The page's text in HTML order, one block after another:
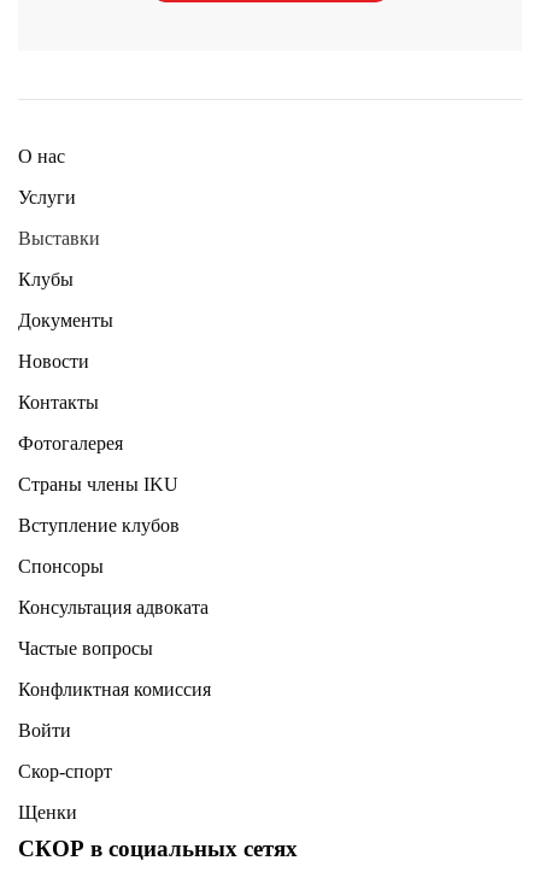
О нас
Услуги
Выставки
Клубы
Документы
Новости
Контакты
Фотогалерея
Страны члены IKU
Вступление клубов​
Спонсоры
Консультация адвоката ​
Частые вопросы
Конфликтная комиссия
Войти
Скор-спорт
Щенки
СКОР в социальных сетях